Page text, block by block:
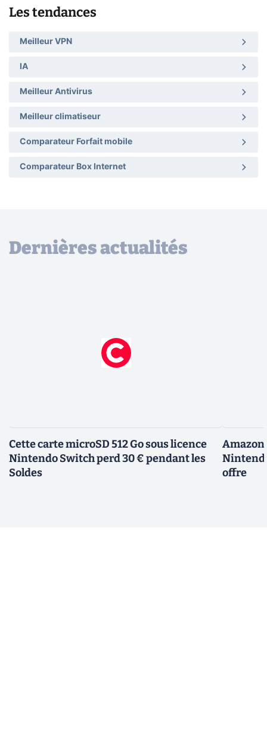
Les tendances
Meilleur VPN
IA
Meilleur Antivirus
Meilleur climatiseur
Comparateur Forfait mobile
Comparateur Box Internet
Dernières actualités
Cette carte microSD 512 Go sous licence
Nintendo Switch perd 30 € pendant les
Soldes
offre